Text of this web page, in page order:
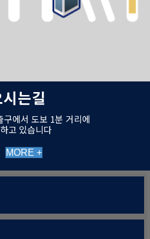
는길
구에서 도보 1분 거리에
고 있습니다
MORE +